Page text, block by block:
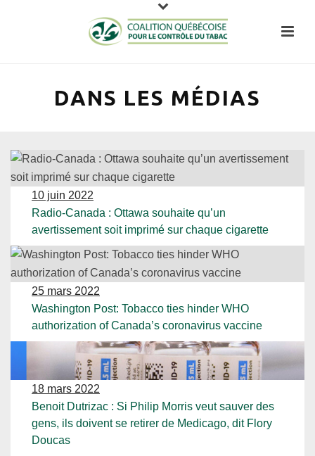
DANS LES MÉDIAS
10 juin 2022
Radio-Canada : Ottawa souhaite qu’un
avertissement soit imprimé sur chaque cigarette
25 mars 2022
Washington Post: Tobacco ties hinder WHO
authorization of Canada’s coronavirus vaccine
18 mars 2022
Benoit Dutrizac : Si Philip Morris veut sauver des
gens, ils doivent se retirer de Medicago, dit Flory
Doucas